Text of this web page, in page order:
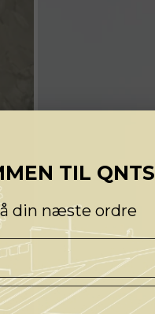
TIL QNTS
din næste ordre